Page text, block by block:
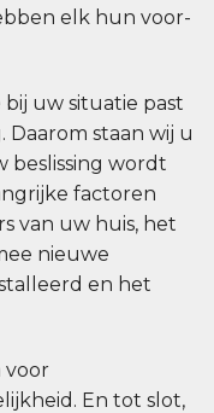
elk hun voor-
uw situatie past
Daarom staan wij u
beslissing wordt
factoren
van uw huis, het
nieuwe
en het
voor
En tot slot,